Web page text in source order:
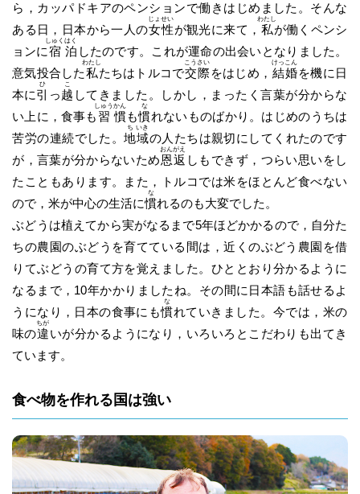
ら，カッパドキアのペンションで働きはじめました。そんな
ある日，日本から一人の女
じょ
性
せい
が観光に来て， 私
わたし
が働くペンシ
ョンに宿
しゅく
泊
はく
したのです。これが運命の出会いとなりました。
意気投合した私
わたし
たちはトルコで交
こう
際
さい
をはじめ， 結
けっ
婚
こん
を機に日
本に引
ひ
っ越
こ
してきました。しかし，まったく言葉が分からな
い上に，食事も 習
しゅう
慣
かん
も慣
な
れないものばかり。はじめのうちは
苦労の連続でした。地
ち
域
いき
の人たちは親切にしてくれたのです
が，言葉が分からないため恩
おん
返
がえ
しもできず，つらい思いをし
たこともあります。また，トルコでは米をほとんど食べない
ので，米が中心の生活に慣
な
れるのも大変でした。
ぶどうは植えてから実がなるまで5年ほどかかるので，自分た
ちの農園のぶどうを育てている間は，近くのぶどう農園を借
りてぶどうの育て方を覚えました。ひととおり分かるように
なるまで，10年かかりましたね。その間に日本語も話せるよ
うになり，日本の食事にも慣
な
れていきました。今では，米の
味の違
ちが
いが分かるようになり，いろいろとこだわりも出てき
ています。
食べ物を作れる国は強い